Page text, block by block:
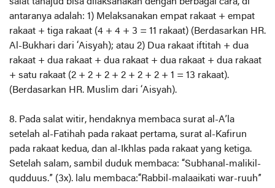
antaranya adalah: 1) Melaksanakan empat rakaat + empat
rakaat + tiga rakaat (4 + 4 + 3 = 11 rakaat) (Berdasarkan HR.
Al-Bukhari dari ‘Aisyah); atau 2) Dua rakaat iftitah + dua
rakaat + dua rakaat + dua rakaat + dua rakaat + dua rakaat
+ satu rakaat (2 + 2 + 2 + 2 + 2 + 2 + 1 = 13 rakaat).
(Berdasarkan HR. Muslim dari ‘Aisyah).
8. Pada salat witir, hendaknya membaca surat al-A’la
setelah al-Fatihah pada rakaat pertama, surat al-Kafirun
pada rakaat kedua, dan al-Ikhlas pada rakaat yang ketiga.
Setelah salam, sambil duduk membaca: “Subhanal-malikil-
qudduus.” (3x). lalu membaca:“Rabbil-malaaikati war-ruuh”